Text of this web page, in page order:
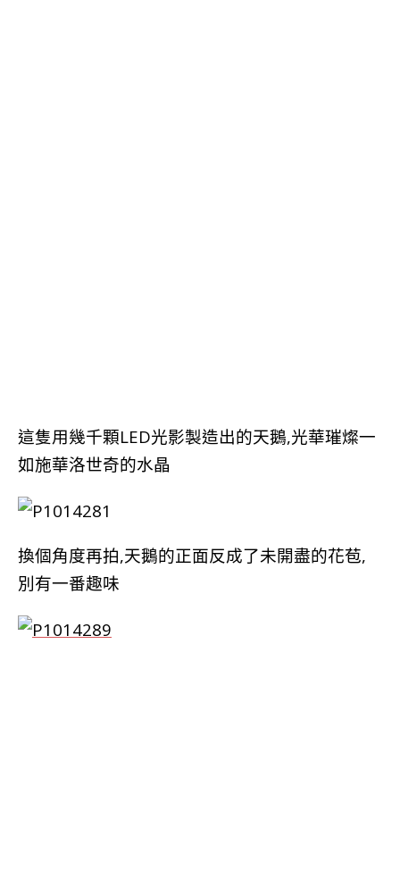
這隻用幾千顆LED光影製造出的天鵝,光華璀燦一
如施華洛世奇的水晶
換個角度再拍,天鵝的正面反成了未開盡的花苞,
別有一番趣味